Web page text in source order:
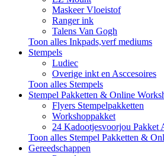
Maskeer Vloeistof
Ranger ink
Talens Van Gogh
Toon alles Inkpads,verf mediums
Stempels
Ludiec
Overige inkt en Asccesoires
Toon alles Stempels
Stempel Pakketten & Online
Flyers Stempelpakketten
Workshoppakket
24 Kadootjesvoorjou Pakket
Toon alles Stempel Pakketten &
Gereedschappen